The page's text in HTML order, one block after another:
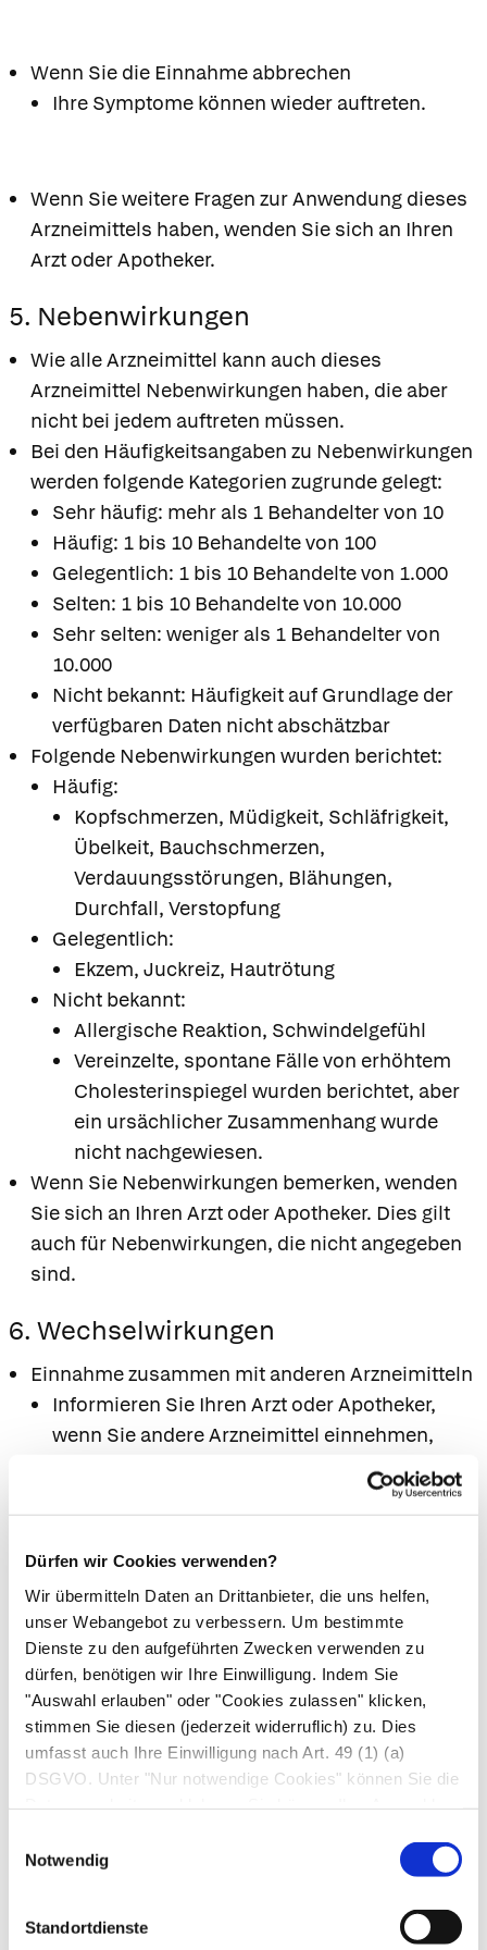
Dürfen wir Cookies verwenden?
Wir übermitteln Daten an Drittanbieter, die uns helfen,
unser Webangebot zu verbessern. Um bestimmte
Dienste zu den aufgeführten Zwecken verwenden zu
dürfen, benötigen wir Ihre Einwilligung. Indem Sie
"Auswahl erlauben" oder "Cookies zulassen" klicken,
stimmen Sie diesen (jederzeit widerruflich) zu. Dies
umfasst auch Ihre Einwilligung nach Art. 49 (1) (a)
DSGVO. Unter "Nur notwendige Cookies" können Sie die
Notwendig
Standortdienste
Wenn Sie die Einnahme abbrechen
Ihre Symptome können wieder auftreten.
Wenn Sie weitere Fragen zur Anwendung dieses
Arzneimittels haben, wenden Sie sich an Ihren
Arzt oder Apotheker.
5. Nebenwirkungen
Wie alle Arzneimittel kann auch dieses
Arzneimittel Nebenwirkungen haben, die aber
nicht bei jedem auftreten müssen.
Bei den Häufigkeitsangaben zu Nebenwirkungen
werden folgende Kategorien zugrunde gelegt:
Sehr häufig: mehr als 1 Behandelter von 10
Häufig: 1 bis 10 Behandelte von 100
Gelegentlich: 1 bis 10 Behandelte von 1.000
Selten: 1 bis 10 Behandelte von 10.000
Sehr selten: weniger als 1 Behandelter von
10.000
Nicht bekannt: Häufigkeit auf Grundlage der
verfügbaren Daten nicht abschätzbar
Folgende Nebenwirkungen wurden berichtet:
Häufig:
Kopfschmerzen, Müdigkeit, Schläfrigkeit,
Übelkeit, Bauchschmerzen,
Verdauungsstörungen, Blähungen,
Durchfall, Verstopfung
Gelegentlich:
Ekzem, Juckreiz, Hautrötung
Nicht bekannt:
Allergische Reaktion, Schwindelgefühl
Vereinzelte, spontane Fälle von erhöhtem
Cholesterinspiegel wurden berichtet, aber
ein ursächlicher Zusammenhang wurde
nicht nachgewiesen.
Wenn Sie Nebenwirkungen bemerken, wenden
Sie sich an Ihren Arzt oder Apotheker. Dies gilt
auch für Nebenwirkungen, die nicht angegeben
sind.
6. Wechselwirkungen
Einnahme zusammen mit anderen Arzneimitteln
Informieren Sie Ihren Arzt oder Apotheker,
wenn Sie andere Arzneimittel einnehmen,
kürzlich andere Arzneimittel eingenommen
haben oder beabsichtigen andere Arzneimittel
Vorsicht ist angebracht, wenn die
Filmtabletten zusammen mit anderen
Arzneimitteln und insbesondere Warfarin und
Tetracyclinen angewendet wird. Fragen Sie
Ihren Arzt um Rat.
Einnahme zusammen mit Nahrungsmitteln und
Getränken
Die Filmtabletten können mit oder ohne
7. Gegenanzeigen
werden,